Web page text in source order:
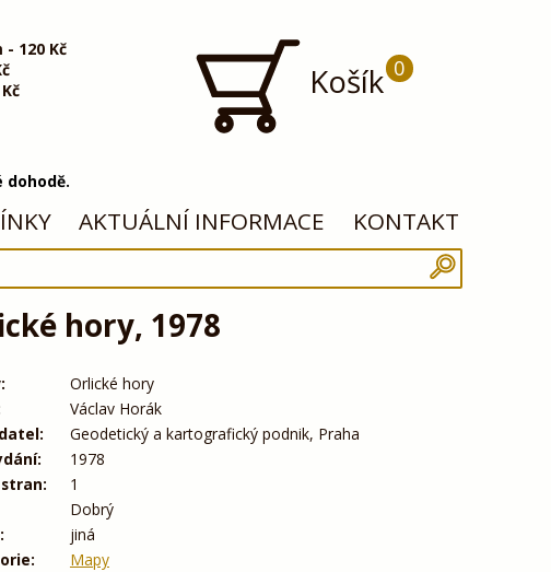
120 Kč
Košík 0
dohodě.
AKTUÁLNÍ INFORMACE KONTAKT
hory, 1978
Orlické hory
Václav Horák
Geodetický a kartografický podnik, Praha
1978
1
Dobrý
jiná
Mapy